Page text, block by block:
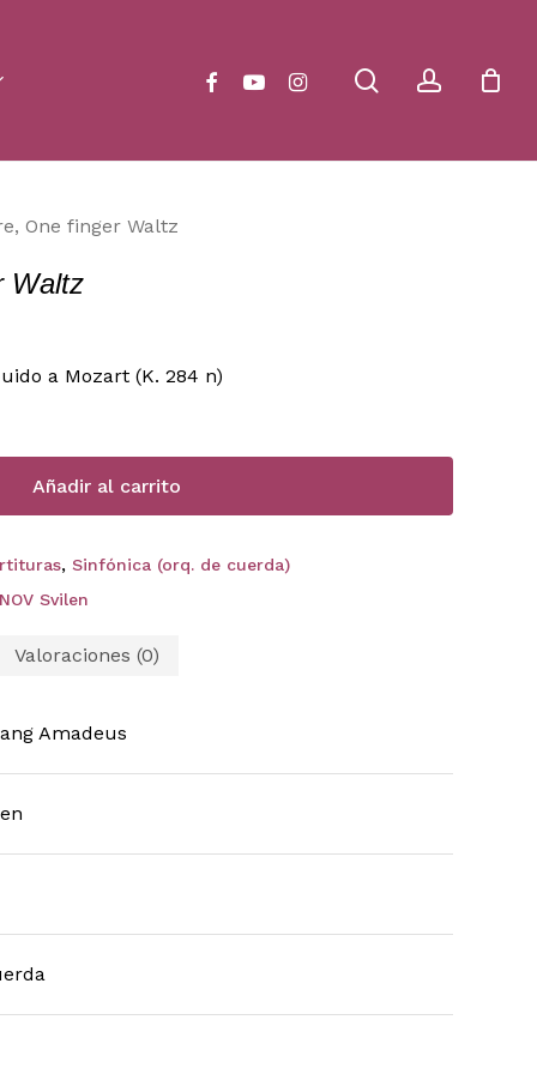
searchaccount
facebookyoutubeinstagram Cart
One finger Waltz
Waltz
a Mozart (K. 284 n)
Añadir al carrito
, Sinfónica (orq. de cuerda)
Svilen
Valoraciones (0)
Amadeus